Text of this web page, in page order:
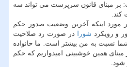
مبنای قانون سرپرست می تواند سه
مورد اینكه آخرین وضعیت صدور حكم
و رویكرد شورا در صورت رد صلاحیت
نسبت به من بیشتر است. ما خانواده
همین خوشبینی امیدواریم كه حكم